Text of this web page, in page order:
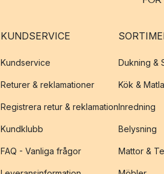
KUNDSERVICE
Kundservice
Returer & reklamationer
Registrera retur & reklamation
Kundklubb
FAQ - Vanliga frågor
Dukning &
Kök &
Inredning
Belysning
Mattor &